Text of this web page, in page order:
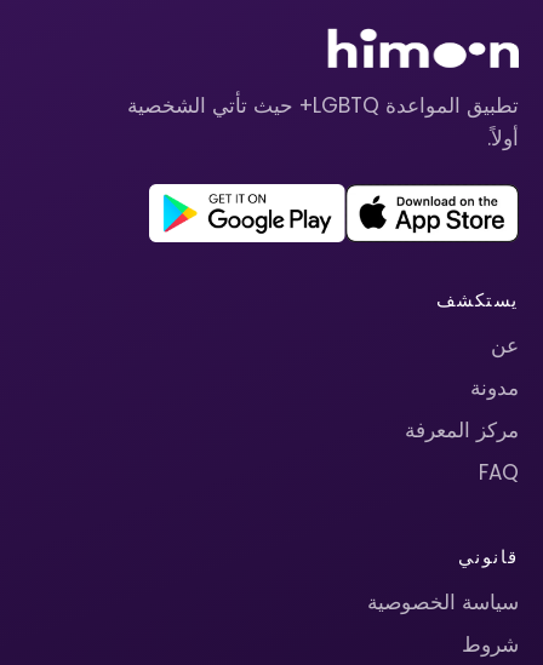
تطبيق المواعدة LGBTQ+ حيث تأتي الشخصية
أولاً.
يستكشف
عن
مدونة
مركز المعرفة
FAQ
قانوني
سياسة الخصوصية
شروط